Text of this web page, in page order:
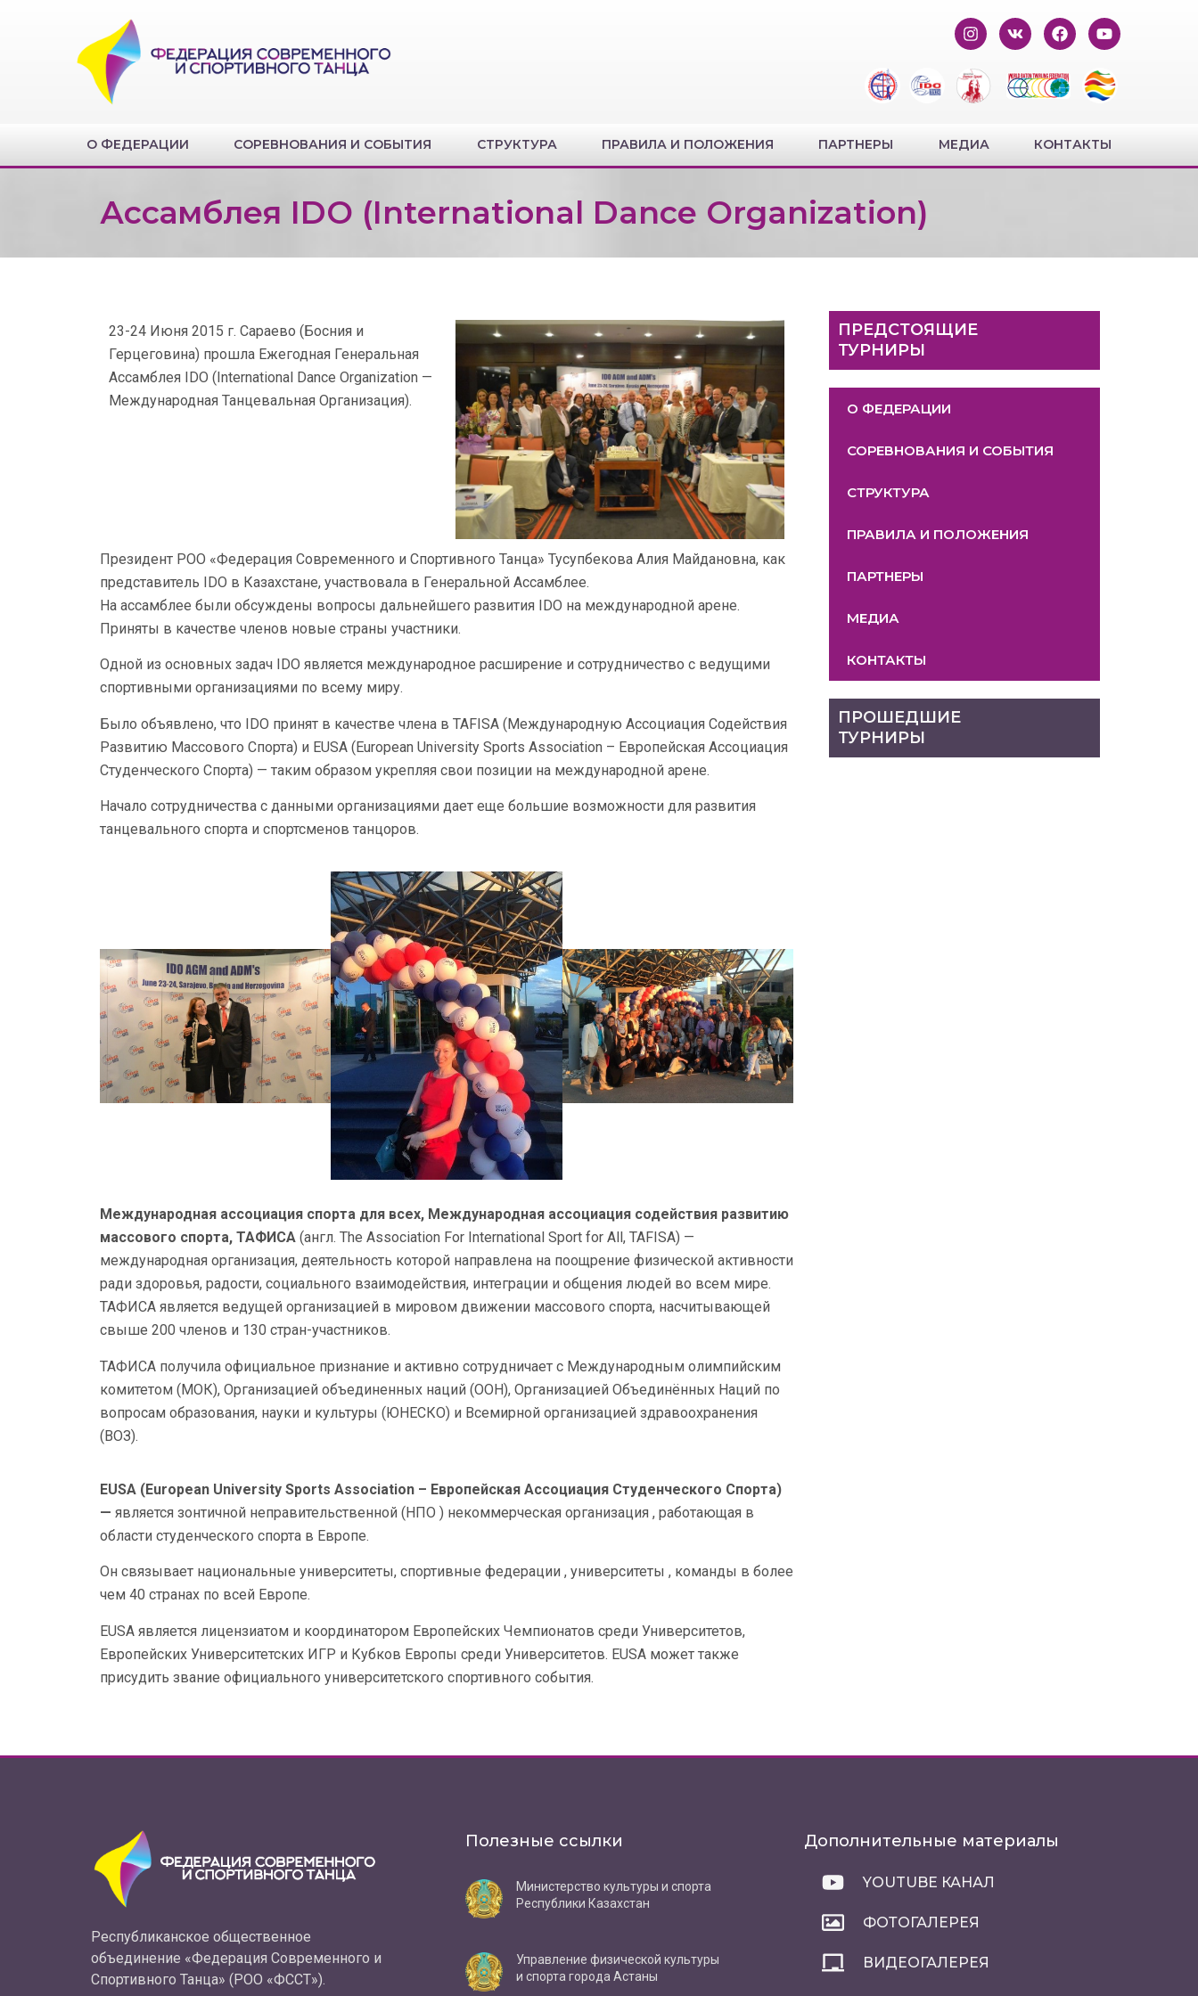
О ФЕДЕРАЦИИ СОРЕВНОВАНИЯ И СОБЫТИЯ СТРУКТУРА ПРАВИЛА И ПОЛОЖЕНИЯ ПАРТНЕРЫ МЕДИА КОНТАКТЫ
Ассамблея IDO (International Dance Organization)
23-24 Июня 2015 г. Сараево (Босния и
Герцеговина) прошла Ежегодная Генеральная
Ассамблея IDO (International Dance Organization —
Международная Танцевальная Организация).
Президент РОО «Федерация Современного и Спортивного Танца» Тусупбекова Алия Майдановна, как
представитель IDO в Казахстане, участвовала в Генеральной Ассамблее.
На ассамблее были обсуждены вопросы дальнейшего развития IDO на международной арене.
Приняты в качестве членов новые страны участники.
Одной из основных задач IDO является международное расширение и сотрудничество с ведущими
спортивными организациями по всему миру.
Было объявлено, что IDO принят в качестве члена в TAFISA (Международную Ассоциация Содействия
Развитию Массового Спорта) и EUSA (European University Sports Association – Европейская Ассоциация
Студенческого Спорта) — таким образом укрепляя свои позиции на международной арене.
Начало сотрудничества с данными организациями дает еще большие возможности для развития
танцевального спорта и спортсменов танцоров.
Международная ассоциация спорта для всех, Международная ассоциация содействия развитию
массового спорта, ТАФИСА (англ. The Association For International Sport for All, TAFISA) —
международная организация, деятельность которой направлена на поощрение физической активности
ради здоровья, радости, социального взаимодействия, интеграции и общения людей во всем мире.
ТАФИСА является ведущей организацией в мировом движении массового спорта, насчитывающей
свыше 200 членов и 130 стран-участников.
ТАФИСА получила официальное признание и активно сотрудничает с Международным олимпийским
комитетом (МОК), Организацией объединенных наций (ООН), Организацией Объединённых Наций по
вопросам образования, науки и культуры (ЮНЕСКО) и Всемирной организацией здравоохранения
(ВОЗ).
EUSA (European University Sports Association – Европейская Ассоциация Студенческого Спорта)
— является зонтичной неправительственной (НПО ) некоммерческая организация , работающая в
области студенческого спорта в Европе.
Он связывает национальные университеты, спортивные федерации , университеты , команды в более
чем 40 странах по всей Европе.
EUSA является лицензиатом и координатором Европейских Чемпионатов среди Университетов,
Европейских Университетских ИГР и Кубков Европы среди Университетов. EUSA может также
присудить звание официального университетского спортивного события.
ПРЕДСТОЯЩИЕ
ТУРНИРЫ
О ФЕДЕРАЦИИ
СОРЕВНОВАНИЯ И СОБЫТИЯ
СТРУКТУРА
ПРАВИЛА И ПОЛОЖЕНИЯ
ПАРТНЕРЫ
МЕДИА
КОНТАКТЫ
ПРОШЕДШИЕ
ТУРНИРЫ
Республиканское общественное
объединение «Федерация Современного и
Спортивного Танца» (РОО «ФССТ»).
Полезные ссылки
Министерство культуры и спорта
Республики Казахстан
Управление физической культуры
и спорта города Астаны
Дополнительные материалы
YOUTUBE КАНАЛ
ФОТОГАЛЕРЕЯ
ВИДЕОГАЛЕРЕЯ